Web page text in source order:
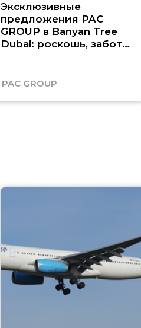
Эксклюзивные
предложения PAC
GROUP в Banyan Tree
Dubai: роскошь, забота
PAC GROUP